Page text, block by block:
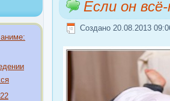
Если он
Создано 20.08.2013